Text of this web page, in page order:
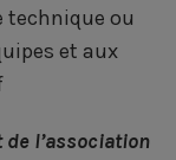
technique ou
et aux
l’association